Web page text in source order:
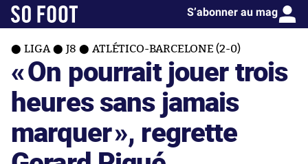
S’abonner au mag
LIGA J8 ATLÉTICO-BARCELONE (2-0)
«On pourrait jouer trois
heures sans jamais
marquer», regrette